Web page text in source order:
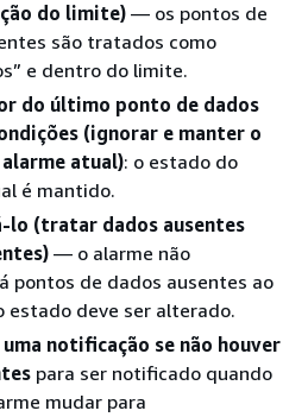
do limite) — os pontos de
são tratados como
e dentro do limite.
do último ponto de dados
(ignorar e manter o
atual): o estado do
é mantido.
lo (tratar dados ausentes
— o alarme não
pontos de dados ausentes ao
estado deve ser alterado.
uma notificação se não houver
para ser notificado quando
mudar para